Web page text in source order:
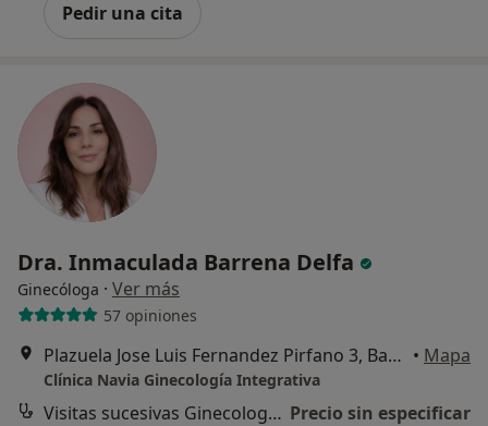
Pedir una cita
Dra. Inmaculada Barrena Delfa
Ginecóloga · Ver más
57 opiniones
Plazuela Jose Luis Fernandez Pirfano 3, Badajoz • Mapa
Clínica Navia Ginecología Integrativa
Visitas sucesivas Ginecología y Obstetricia Precio sin especificar